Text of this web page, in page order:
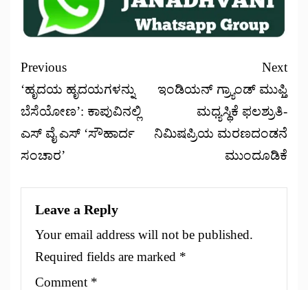
Previous
‘ಹೃದಯ ಹೃದಯಗಳನ್ನು
ಬೆಸೆಯೋಣ’: ಕಾಪುವಿನಲ್ಲಿ
ಎಸ್ ವೈ ಎಸ್ ‘ಸೌಹಾರ್ದ
ಸಂಚಾರ’
Next
ಇಂಡಿಯನ್ ಗ್ರ್ಯಾಂಡ್ ಮುಫ್ತಿ
ಮಧ್ಯಸ್ಥಿಕೆ ಫಲಶ್ರುತಿ-
ನಿಮಿಷಪ್ರಿಯ ಮರಣದಂಡನೆ
ಮುಂದೂಡಿಕೆ
Leave a Reply
Your email address will not be published.
Required fields are marked *
Comment *